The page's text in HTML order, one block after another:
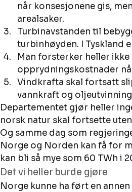
når konsesjonene gis,
arealsaker.
Turbinavstanden til
turbinhøyden. I Tyskland
Man forsterker heller
opprydningskostnader
Vindkrafta skal fortsatt
vannkraft og
Departementet gjør heller
norsk natur skal fortsette
Og samme dag som
Norge og Norden kan få for
kan bli så mye som 60 TWh i
Det vi heller burde gjøre
Norge kunne ha ført en